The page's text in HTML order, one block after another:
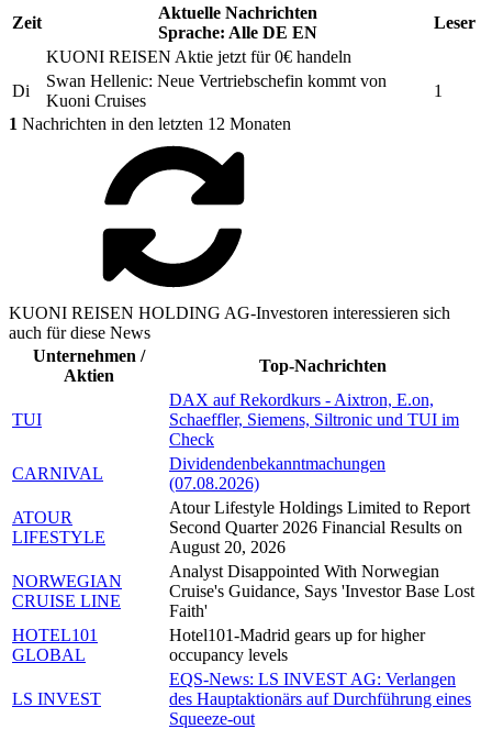
Zeit
Aktuelle Nachrichten
Sprache: Alle DE EN
Leser
KUONI REISEN Aktie jetzt für 0€ handeln
Di
Swan Hellenic: Neue Vertriebschefin kommt von
Kuoni Cruises
1
1 Nachrichten in den letzten 12 Monaten
KUONI REISEN HOLDING AG-Investoren interessieren sich
auch für diese News
Unternehmen /
Aktien
Top-Nachrichten
TUI
DAX auf Rekordkurs - Aixtron, E.on,
Schaeffler, Siemens, Siltronic und TUI im
Check
CARNIVAL
Dividendenbekanntmachungen
(07.08.2026)
ATOUR
LIFESTYLE
Atour Lifestyle Holdings Limited to Report
Second Quarter 2026 Financial Results on
August 20, 2026
NORWEGIAN
CRUISE LINE
Analyst Disappointed With Norwegian
Cruise's Guidance, Says 'Investor Base Lost
Faith'
HOTEL101
GLOBAL
Hotel101-Madrid gears up for higher
occupancy levels
LS INVEST
EQS-News: LS INVEST AG: Verlangen
des Hauptaktionärs auf Durchführung eines
Squeeze-out